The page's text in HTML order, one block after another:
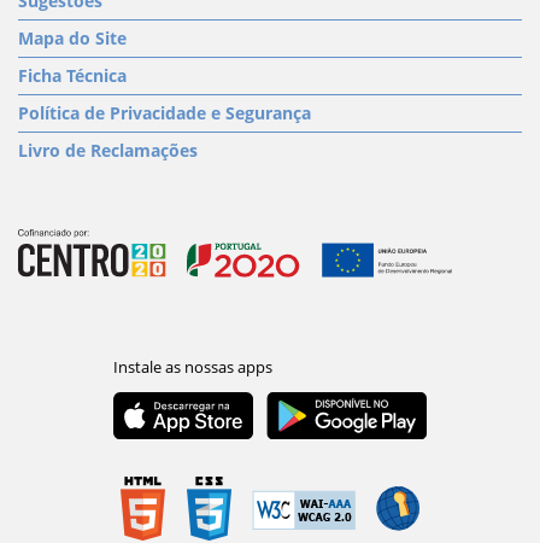
Mapa do Site
Ficha Técnica
Política de Privacidade e Segurança
Livro de Reclamações